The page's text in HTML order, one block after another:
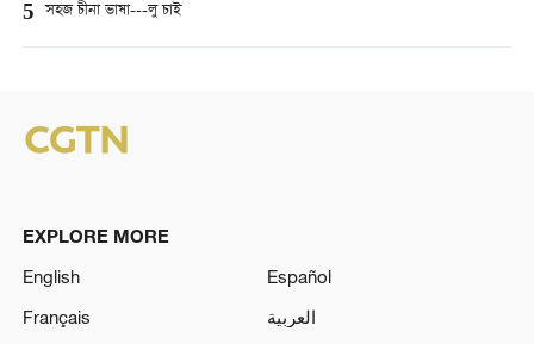
5 সহজ চীনা ভাষা---লু চাই
EXPLORE MORE
English
Español
Français
العربية